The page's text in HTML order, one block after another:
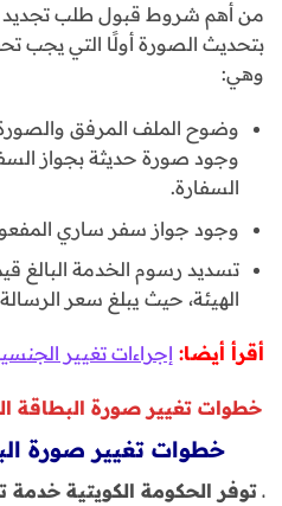
من أهم شروط قبول طلب تجديد
بتحديث الصورة أولًا التي يجب
وهي:
وضوح الملف المرفق
وجود صورة حديثة بجواز
السفارة.
وجود جواز سفر ساري
الهيئة، حيث يبلغ سعر الرسالة
أقرأ أيضا: إجراءات تغيير
خطوات تغيير صورة البطاقة
خطوات تغيير صورة
ـ توفر الحكومة الكويتية